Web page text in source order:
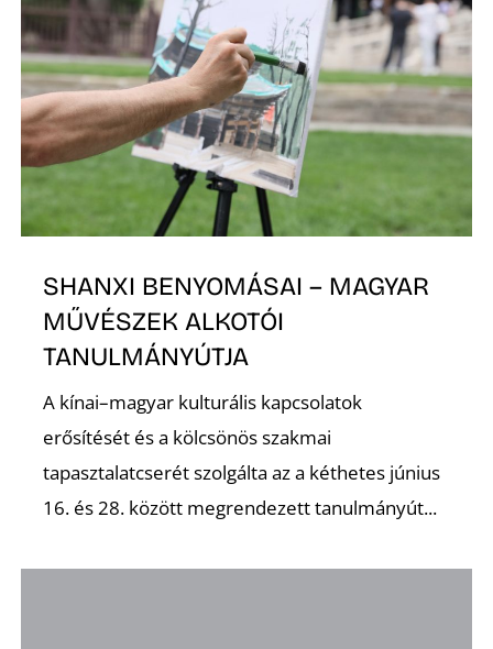
SHANXI BENYOMÁSAI – MAGYAR
MŰVÉSZEK ALKOTÓI
TANULMÁNYÚTJA
A kínai–magyar kulturális kapcsolatok
erősítését és a kölcsönös szakmai
tapasztalatcserét szolgálta az a kéthetes június
16. és 28. között megrendezett tanulmányút...